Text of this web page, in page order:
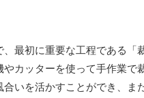
最初に重要な工程である「
やカッターを使って手作業
いを活かすことができ、